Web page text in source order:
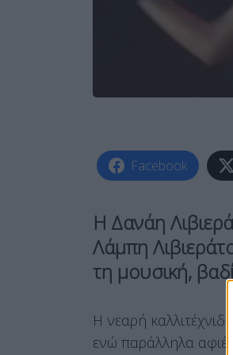
Facebook
Η Δανάη
Λάμπη
τη μουσική,
Η νεαρή
ενώ παράλληλα